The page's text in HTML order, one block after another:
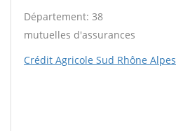
Département: 38
mutuelles d'assurances
Crédit Agricole Sud Rhône Alpes